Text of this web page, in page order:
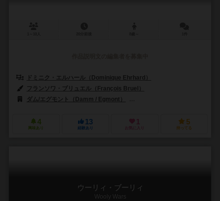
ドミニク・エルハール（Dominique Ehrhard）
フランソワ・ブリュエル（François Bruel）
ダム/エグモント（Damm / Egmont）
4
興味あり
13
経験あり
1
お気に入り
5
持ってる
ウーリィ・ブーリィ
Wooly Wars